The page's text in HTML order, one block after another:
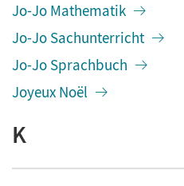
Jo-Jo Mathematik
Jo-Jo Sachunterricht
Jo-Jo Sprachbuch
Joyeux Noël
K